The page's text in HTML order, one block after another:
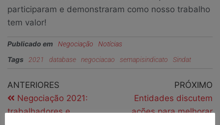
participaram e demonstraram como nosso trabalho
tem valor!
Publicado em Negociação Notícias
Tags 2021 database negociacao semapisindicato Sindat
ANTERIORES
Negociação 2021:
trabalhadores e
PRÓXIMO
Entidades discutem
ações para melhorar